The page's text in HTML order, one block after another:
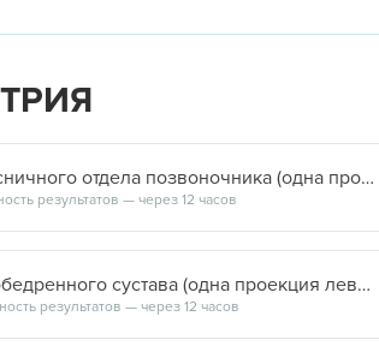
Остеоденситометрия поясничного отдела позвоночника (одна проекция)
результатов — через 12 часов
Остеоденситометрия тазобедренного сустава (одна проекция левого)
результатов — через 12 часов